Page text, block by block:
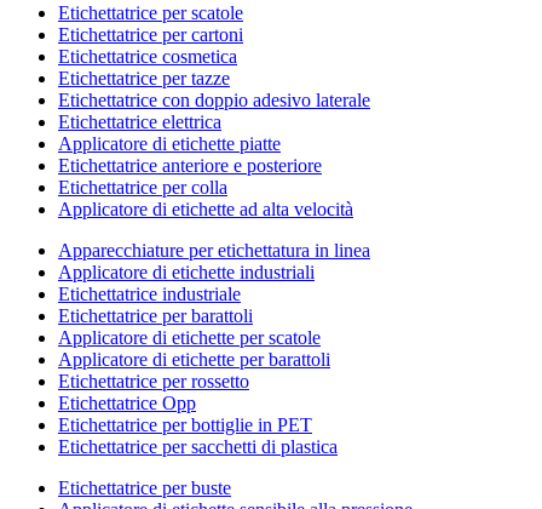
Etichettatrice per scatole
Etichettatrice per cartoni
Etichettatrice cosmetica
Etichettatrice per tazze
Etichettatrice con doppio adesivo laterale
Etichettatrice elettrica
Applicatore di etichette piatte
Etichettatrice anteriore e posteriore
Etichettatrice per colla
Applicatore di etichette ad alta velocità
Apparecchiature per etichettatura in linea
Applicatore di etichette industriali
Etichettatrice industriale
Etichettatrice per barattoli
Applicatore di etichette per scatole
Applicatore di etichette per barattoli
Etichettatrice per rossetto
Etichettatrice Opp
Etichettatrice per bottiglie in PET
Etichettatrice per sacchetti di plastica
Etichettatrice per buste